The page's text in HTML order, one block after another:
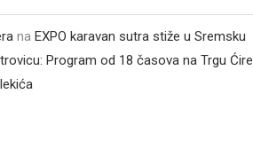
naEXPO karavan sutra stiže u Sremsku
Program od 18 časova na Trgu Ćire